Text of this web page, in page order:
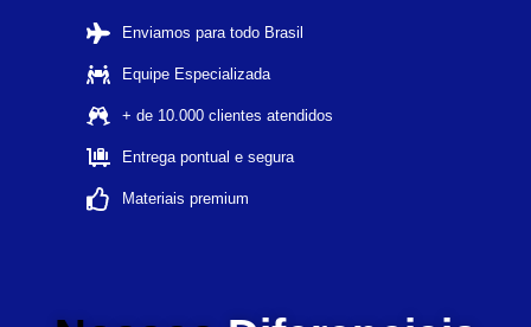
Enviamos para todo Brasil
Equipe Especializada
+ de 10.000 clientes atendidos
Entrega pontual e segura
Materiais premium